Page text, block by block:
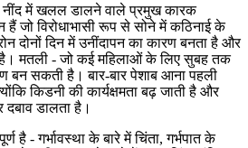
नींद में खलल डालने वाले प्रमुख कारक
जो विरोधाभासी रूप से सोने में कठिनाई के
दोनों दिन में उनींदापन का कारण बनता है और
है। मतली - जो कई महिलाओं के लिए सुबह तक
बन सकती है। बार-बार पेशाब आना पहली
किडनी की कार्यक्षमता बढ़ जाती है और
दबाव डालता है।
है - गर्भावस्था के बारे में चिंता, गर्भपात के